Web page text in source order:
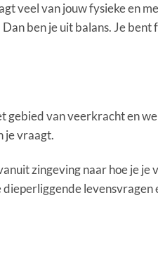
veel van jouw fysieke en
ben je uit balans. Je
gebied van veerkracht en
je vraagt.
zingeving naar hoe je
levensvragen